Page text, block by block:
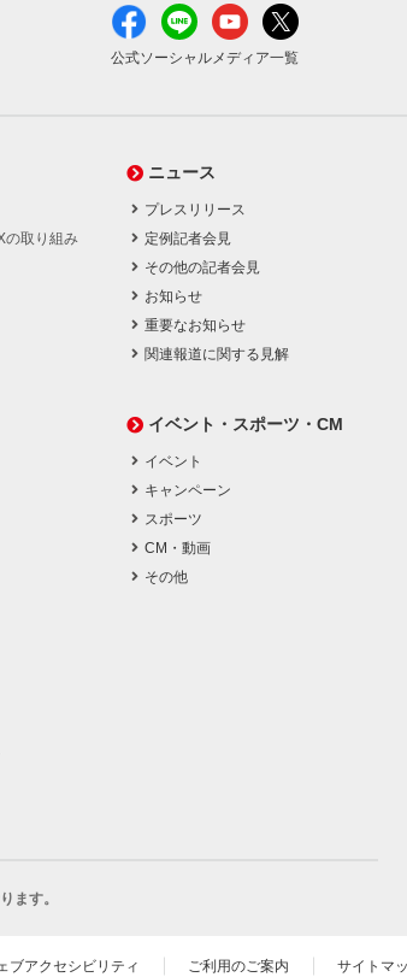
公式ソーシャルメディア一覧
の取り組み
ニュース
プレスリリース
定例記者会見
その他の記者会見
お知らせ
重要なお知らせ
関連報道に関する見解
イベント・スポーツ・CM
イベント
キャンペーン
スポーツ
CM・動画
その他
ます。
ブアクセシビリティ ご利用のご案内 サイトマ